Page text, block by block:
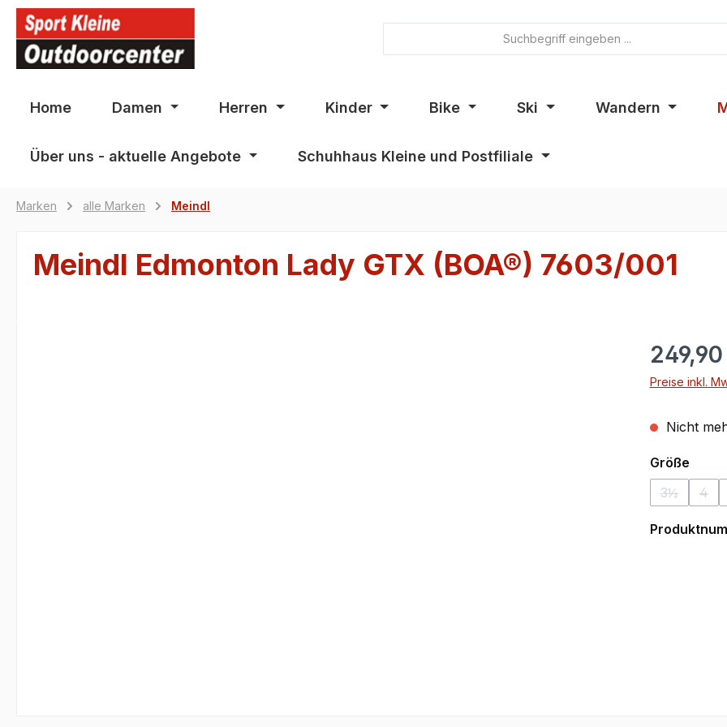
Zur Hauptnavigation springen
Home Damen Herren Kinder Bike Ski Wandern
Über uns - aktuelle Angebote Schuhhaus Kleine und Postfiliale
Marken alle Marken Meindl
Meindl Edmonton Lady GTX (BOA®) 7603/001
Preise inkl.
Nicht
Größe
3½
(Diese
4